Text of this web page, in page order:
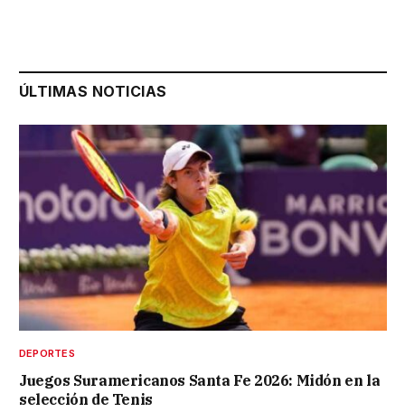
ÚLTIMAS NOTICIAS
DEPORTES
Juegos Suramericanos Santa Fe 2026: Midón en la
selección de Tenis